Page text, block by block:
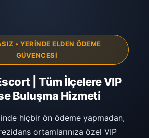
• YERINDE ELDEN ÖDEME
GÜVENCESI
| Tüm İlçelere VIP
Buluşma Hizmeti
hiçbir ön ödeme yapmadan,
ortamlarınıza özel VIP